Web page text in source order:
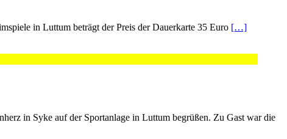
in Luttum beträgt der Preis der Dauerkarte 35 Euro […]
in Syke auf der Sportanlage in Luttum begrüßen. Zu Gast war die